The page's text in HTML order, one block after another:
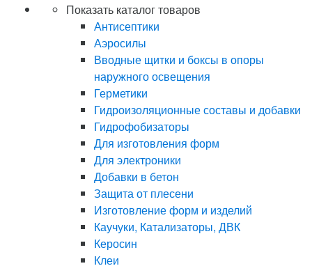
Показать каталог товаров
Антисептики
Аэросилы
Вводные щитки и боксы в опоры
наружного освещения
Герметики
Гидроизоляционные составы и добавки
Гидрофобизаторы
Для изготовления форм
Для электроники
Добавки в бетон
Защита от плесени
Изготовление форм и изделий
Каучуки, Катализаторы, ДВК
Керосин
Клеи